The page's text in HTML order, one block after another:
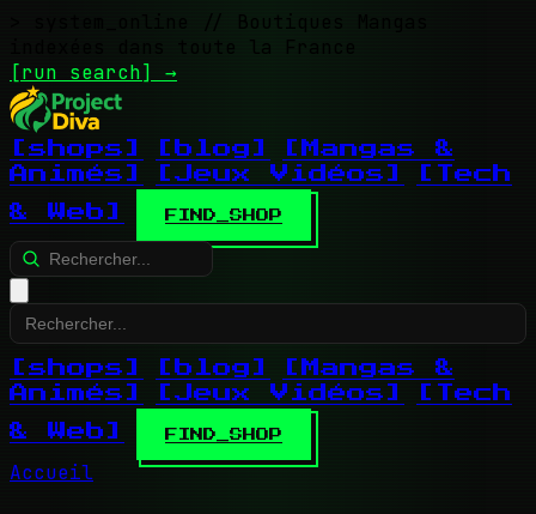
// Boutiques Mangas
indexées dans toute la France
[run search] →
[shops] [blog]
[Mangas &
Animés]
[Jeux Vidéos]
[Tech
& Web]
FIND_SHOP
[shops] [blog]
[Mangas &
Animés]
[Jeux Vidéos]
[Tech
& Web]
FIND_SHOP
Accueil